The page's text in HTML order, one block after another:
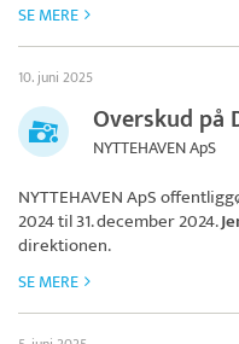
SE MERE
10. juni 2025
Overskud på
NYTTEHAVEN ApS
NYTTEHAVEN ApS
2024 til 31. december 2024.
direktionen.
SE MERE